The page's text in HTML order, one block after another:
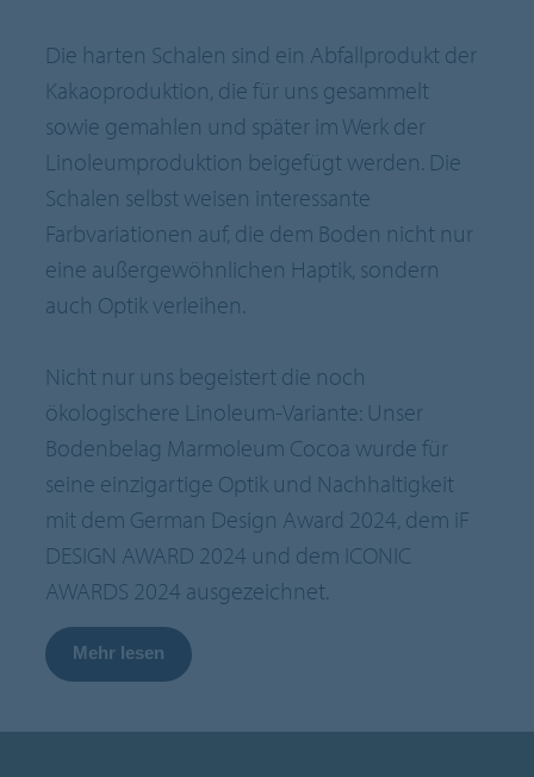
Die harten Schalen sind ein Abfallprodukt der
Kakaoproduktion, die für uns gesammelt
sowie gemahlen und später im Werk der
Linoleumproduktion beigefügt werden. Die
Schalen selbst weisen interessante
Farbvariationen auf, die dem Boden nicht nur
eine außergewöhnlichen Haptik, sondern
auch Optik verleihen.
Nicht nur uns begeistert die noch
ökologischere Linoleum-Variante: Unser
Bodenbelag Marmoleum Cocoa wurde für
seine einzigartige Optik und Nachhaltigkeit
mit dem German Design Award 2024, dem iF
DESIGN AWARD 2024 und dem ICONIC
AWARDS 2024 ausgezeichnet.
Mehr lesen